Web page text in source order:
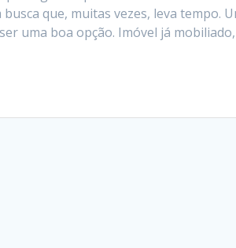
busca que, muitas vezes, leva tempo.
uma boa opção. Imóvel já